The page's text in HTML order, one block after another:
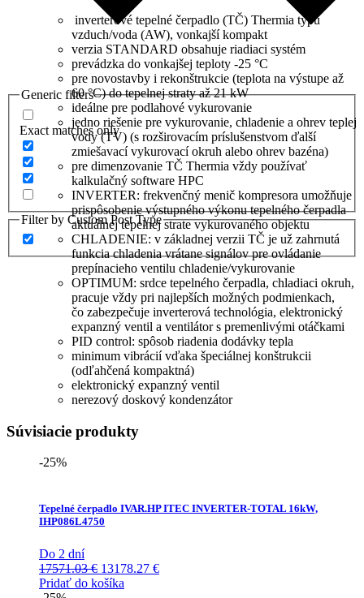
Generic filters
Exact matches only
Filter by Custom Post Type
inverterové tepelné čerpadlo (TČ) Thermia typu
vzduch/voda (AW), vonkajší kompakt
verzia STANDARD obsahuje riadiaci systém
prevádzka do vonkajšej teploty -25 °C
pre novostavby i rekonštrukcie (teplota na výstupe až
60 °C) do tepelnej straty až 21 kW
ideálne pre podlahové vykurovanie
jedno riešenie pre vykurovanie, chladenie a ohrev teplej
vody (TV) (s rozširovacím príslušenstvom ďalší
zmiešavací vykurovací okruh alebo ohrev bazéna)
pre dimenzovanie TČ Thermia vždy používať
kalkulačný software HPC
INVERTER: frekvenčný menič kompresora umožňuje
prispôsobenie výstupného výkonu tepelného čerpadla
aktuálnej tepelnej strate vykurovaného objektu
CHLADENIE: v základnej verzii TČ je už zahrnutá
funkcia chladenia vrátane signálov pre ovládanie
prepínacieho ventilu chladenie/vykurovanie
OPTIMUM: srdce tepelného čerpadla, chladiaci okruh,
pracuje vždy pri najlepších možných podmienkach,
čo zabezpečuje inverterová technológia, elektronický
expanzný ventil a ventilátor s premenlivými otáčkami
PID control: spôsob riadenia dodávky tepla
minimum vibrácií vďaka špeciálnej konštrukcii
(odľahčená kompaktná)
elektronický expanzný ventil
nerezový doskový kondenzátor
Súvisiacie produkty
-25%
Tepelné čerpadlo IVAR.HP ITEC INVERTER-TOTAL 16kW,
IHP086L4750
Do 2 dní
17571.03€ Pôvodná
cena
13178.27 €Aktuálna
Pridať do košíka